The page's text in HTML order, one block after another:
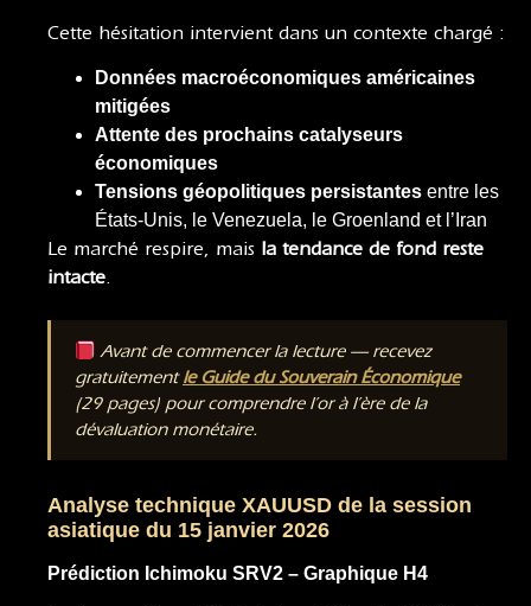
Cette hésitation intervient dans un contexte chargé :
Données macroéconomiques américaines
mitigées
Attente des prochains catalyseurs
économiques
Tensions géopolitiques persistantes entre les
États-Unis, le Venezuela, le Groenland et l’Iran
Le marché respire, mais la tendance de fond reste
intacte.
Avant de commencer la lecture — recevez
gratuitementle Guide du Souverain Économique
(29 pages) pour comprendre l’or à l’ère de la
dévaluation monétaire.
Analyse technique XAUUSD de la session
asiatique du 15 janvier 2026
Prédiction Ichimoku SRV2 – Graphique H4